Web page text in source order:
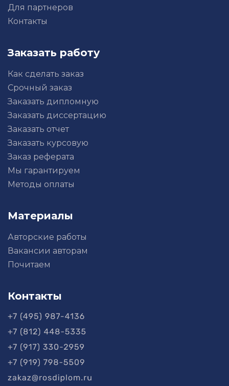
Для партнеров
Контакты
Заказать работу
Как сделать заказ
Срочный заказ
Заказать дипломную
Заказать диссертацию
Заказать отчет
Заказать курсовую
Заказ реферата
Мы гарантируем
Методы оплаты
Материалы
Авторские работы
Вакансии авторам
Почитаем
Контакты